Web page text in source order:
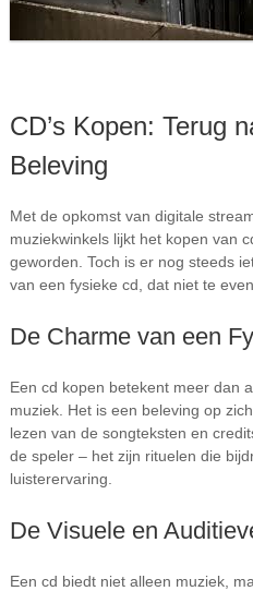
CD’s Kopen: Terug
Beleving
Met de opkomst van digitale
muziekwinkels lijkt het kopen van
geworden. Toch is er nog steeds
van een fysieke cd, dat niet te
De Charme van een
Een cd kopen betekent meer dan
muziek. Het is een beleving op
lezen van de songteksten en
de speler – het zijn rituelen die
luisterervaring.
De Visuele en
Een cd biedt niet alleen muziek,